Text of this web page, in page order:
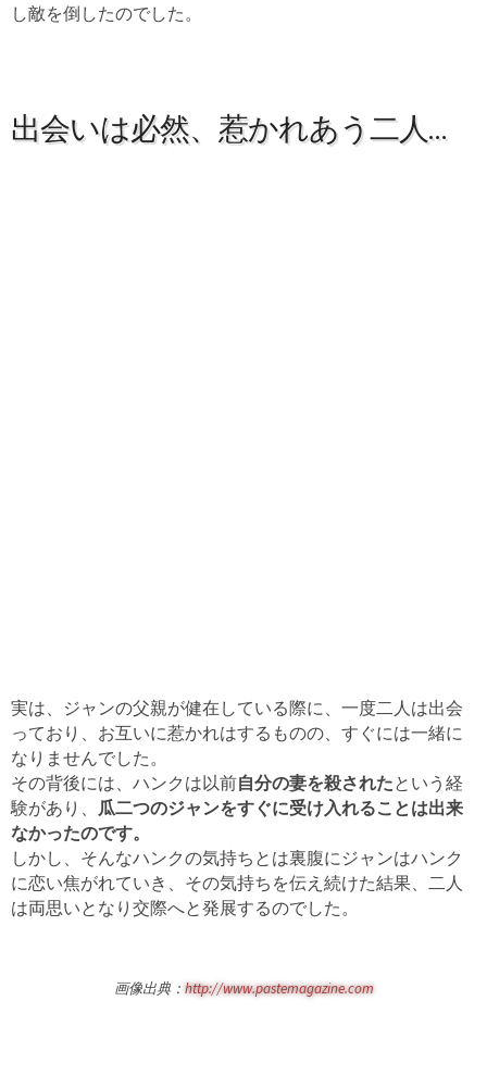
し敵を倒したのでした。
出会いは必然、惹かれあう二人…
実は、ジャンの父親が健在している際に、一度二人は出会
っており、お互いに惹かれはするものの、すぐには一緒に
なりませんでした。
その背後には、ハンクは以前自分の妻を殺されたという経
験があり、 瓜二つのジャンをすぐに受け入れることは出来
なかったのです。
しかし、そんなハンクの気持ちとは裏腹にジャンはハンク
に恋い焦がれていき、その気持ちを伝え続けた結果、二人
は両思いとなり交際へと発展するのでした。
画像出典： http://www.pastemagazine.com